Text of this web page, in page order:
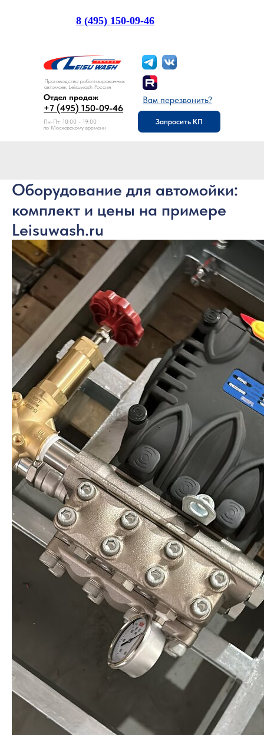
Производство роботизированных
автомоек Leisuwash Россия
+7 (495) 150-09-46
Отдел продаж
Пн-Пт: 10:00 - 19:00
по Московскому времени
Вам перезвонить?
Запросить КП
8 (495) 150-09-46
Оборудование для автомойки:
комплект и цены на примере
Leisuwash.ru